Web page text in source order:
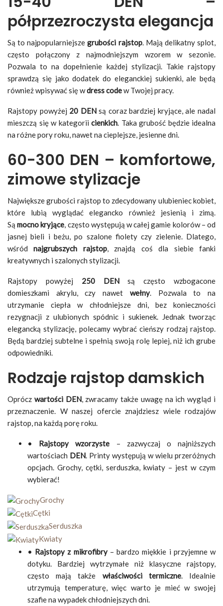
półprzezroczysta elegancja
Są to najpopularniejszegrubości rajstop. Mają delikatny splot,
często połączony z najmodniejszym wzorem w sezonie.
Pozwala to na dopełnienie każdej stylizacji. Takie rajstopy
sprawdzą się jako dodatek do eleganckiej sukienki, ale będą
również wpisywać się wdress codew Twojej pracy.
Rajstopy powyżej 20 DENsą coraz bardziej kryjące, ale nadal
mieszczą się w kategorii cienkich. Taka grubość będzie idealna
na różne pory roku, nawet na cieplejsze, jesienne dni.
60-300 DEN – komfortowe,
zimowe stylizacje
Największe grubości rajstop to zdecydowany ulubieniec kobiet,
które lubią wyglądać elegancko również jesienią i zimą.
Sąmocno kryjące, często występują w całej gamie kolorów – od
jasnej bieli i beżu, po szalone fiolety czy zielenie. Dlatego,
wśródnajgrubszych rajstop, znajdą coś dla siebie fanki
kreatywnych i szalonych stylizacji.
Rajstopy powyżej 250 DENsą często wzbogacone
domieszkami akrylu, czy nawet wełny. Pozwala to na
utrzymanie ciepła w chłodniejsze dni, bez konieczności
rezygnacji z ulubionych spódnic i sukienek. Jednak tworząc
elegancką stylizację, polecamy wybrać cieńszy rodzaj rajstop.
Będą bardziej subtelne i spełnią swoją rolę lepiej, niż ich grube
odpowiedniki.
Rodzaje rajstop damskich
Oprócz wartości DEN, zwracamy także uwagę na ich wygląd i
przeznaczenie. W naszej ofercie znajdziesz wiele rodzajów
rajstop, na każdą porę roku.
• Rajstopy wzorzyste – zazwyczaj o najniższych
wartościach DEN. Printy występują w wielu przeróżnych
opcjach. Grochy, cętki, serduszka, kwiaty – jest w czym
wybierać!
Grochy
Cętki
Serduszka
Kwiaty
• Rajstopy z mikrofibry– bardzo miękkie i przyjemne w
dotyku. Bardziej wytrzymałe niż klasyczne rajstopy,
często mają także właściwości termiczne. Idealnie
utrzymują temperaturę, więc warto je mieć w swojej
szafie na wypadek chłodniejszych dni.